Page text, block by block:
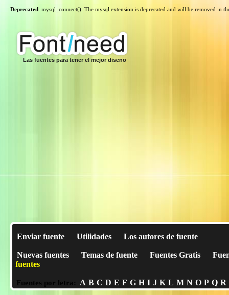
Deprecated: mysql_connect(): The mysql extension is deprecated and will be removed in
Las fuentes para tener el mejor diseno
Enviar fuente Utilidades Los autores de fuente
Nuevas fuentes Temas de fuente Fuentes Gratis
fuentes
Fuentes por letra: A B C D E F G H I J K L M N O P Q R